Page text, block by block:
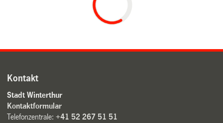
Kontakt
Stadt Winterthur
Kontaktformular
Telefonzentrale:+41 52 267 51 51